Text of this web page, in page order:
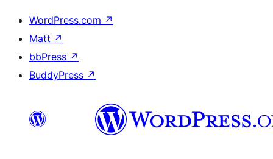
WordPress.com ↗
Matt ↗
bbPress ↗
BuddyPress ↗